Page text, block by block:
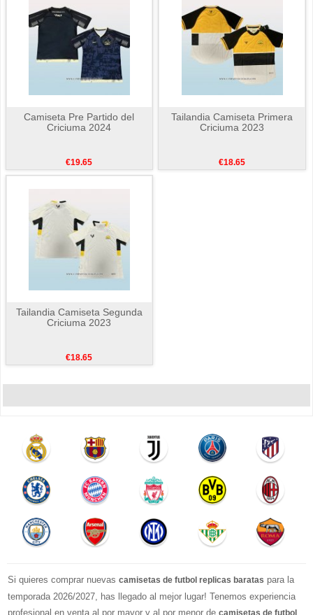
Camiseta Pre Partido del
Criciuma 2024
€19.65
Tailandia Camiseta Primera
Criciuma 2023
€18.65
Tailandia Camiseta Segunda
Criciuma 2023
€18.65
Si quieres comprar nuevas camisetas de futbol replicas baratas para la
temporada 2026/2027, has llegado al mejor lugar! Tenemos experiencia
profesional en venta al por mayor y al por menor de camisetas de futbol